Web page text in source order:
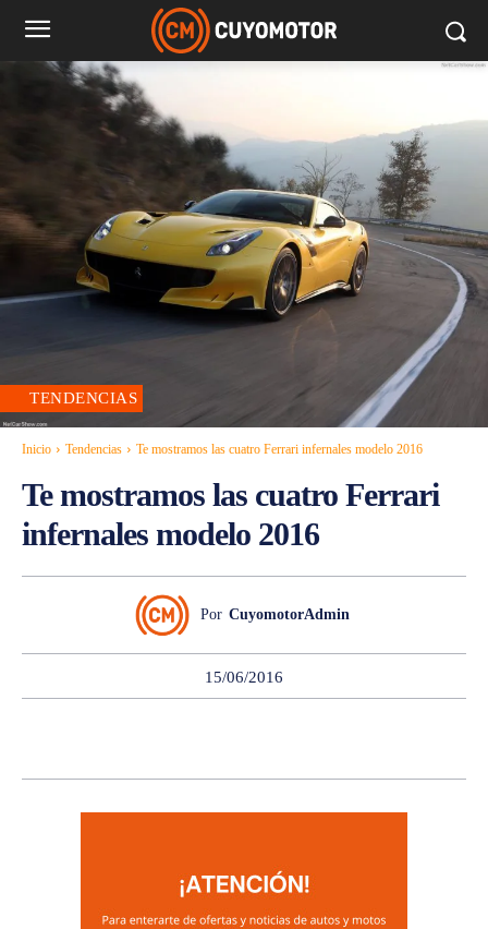
TENDENCIAS
Inicio Tendencias Te mostramos las cuatro Ferrari infernales modelo 2016
Te mostramos las cuatro Ferrari
infernales modelo 2016
Por CuyomotorAdmin
15/06/2016